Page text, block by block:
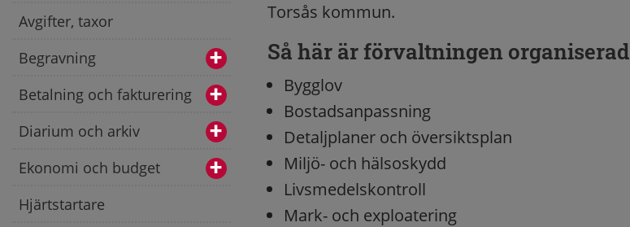
Avgifter, taxor
Begravning
Betalning och fakturering
Diarium och arkiv
Ekonomi och budget
Hjärtstartare
Torsås kommun.
Så här är förvaltningen organiserad
Bygglov
Bostadsanpassning
Detaljplaner och översiktsplan
Miljö- och hälsoskydd
Livsmedelskontroll
Mark- och exploatering